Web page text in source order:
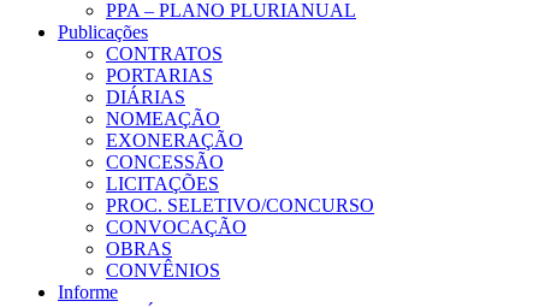
PPA – PLANO PLURIANUAL
Publicações
CONTRATOS
PORTARIAS
DIÁRIAS
NOMEAÇÃO
EXONERAÇÃO
CONCESSÃO
LICITAÇÕES
PROC. SELETIVO/CONCURSO
CONVOCAÇÃO
OBRAS
CONVÊNIOS
Informe